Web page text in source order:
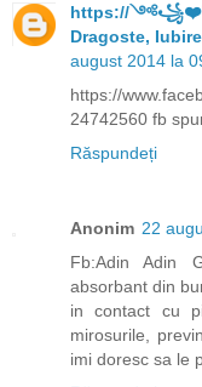
https://
Dragoste,
august 2014 la
https://
24742560 fb
Răspundeți
Anonim 22
Fb:Adin Adin
absorbant din
in contact cu
mirosurile,
imi doresc sa le